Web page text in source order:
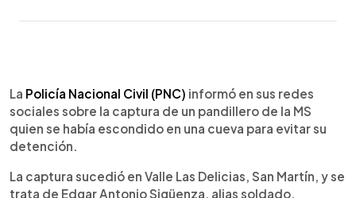
► Escuchar artículo
La Policía Nacional Civil (PNC) informó en sus redes
sociales sobre la captura de un pandillero de la MS
quien se había escondido en una cueva para evitar su
detención.
La captura sucedió en Valle Las Delicias, San Martín, y se
trata de Edgar Antonio Sigüenza, alias soldado.